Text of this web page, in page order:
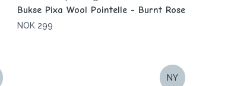
Bukse Pixa Wool Pointelle - Burnt Rose
NOK 299
NY